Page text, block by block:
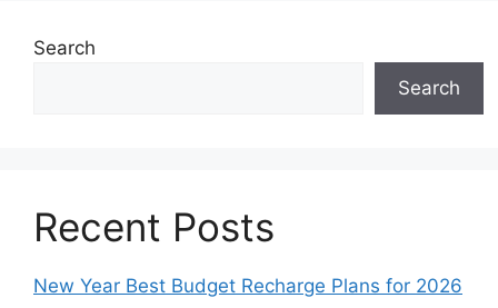
Search
Search
Recent Posts
New Year Best Budget Recharge Plans for 2026